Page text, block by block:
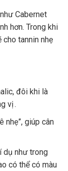
Cabernet
hơn. Trong khi
tannin nhẹ
đôi khi là
vị .
nhẹ”, giúp cân
như trong
có thể có màu